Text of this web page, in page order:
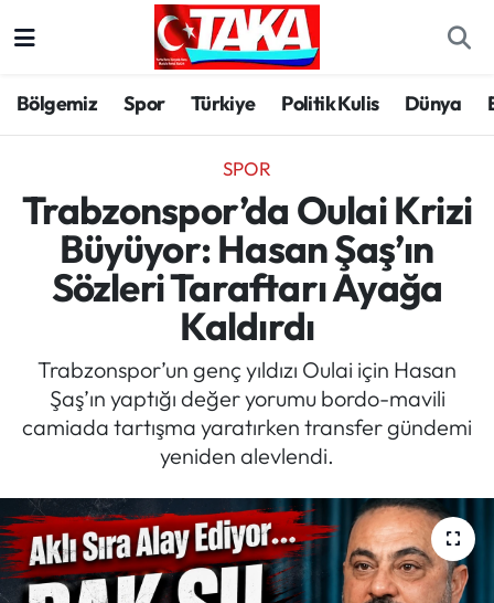
Bölgemiz Spor Türkiye Politik Kulis Dünya
SPOR
Trabzonspor’da Oulai Krizi
Büyüyor: Hasan Şaş’ın
Sözleri Taraftarı Ayağa
Kaldırdı
Trabzonspor’un genç yıldızı Oulai için Hasan
Şaş’ın yaptığı değer yorumu bordo-mavili
camiada tartışma yaratırken transfer gündemi
yeniden alevlendi.
Spor
Türkiye
Kültür/Sanat
Politika
Politik Kulis
Dünya
Mektup Galeri
Röportaj
Trabzon Hava Durumu
Trabzon Trafik Yoğunluk Haritası
Süper Lig Puan Durumu ve Fikstür
Tüm Manşetler
Son Dakika Haberleri
Haber Arşivi